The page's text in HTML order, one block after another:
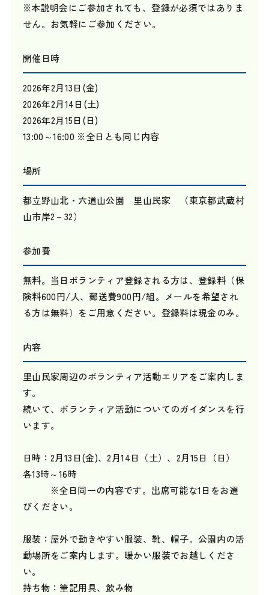
※本説明会にご参加されても、登録が必須ではありま
せん。お気軽にご参加ください。
開催日時
2026年2月13日(金)
2026年2月14日(土)
2026年2月15日(日)
13:00～16:00 ※全日とも同じ内容
場所
都立野山北・六道山公園 里山民家 （東京都武蔵村
山市岸2－32）
参加費
無料。当日ボランティア登録される方は、登録料（保
険料600円/人、郵送費900円/組。メールを希望され
る方は無料）をご用意ください。登録料は現金のみ。
内容
里山民家周辺のボランティア活動エリアをご案内しま
す。
続いて、ボランティア活動についてのガイダンスを行
います。
日時：2月13日(金)、2月14日（土）、2月15日（日）
各13時～16時
※全日同一の内容です。出席可能な1日をお選
びください。
服装：屋外で動きやすい服装、靴、帽子。公園内の活
動場所をご案内します。暖かい服装でお越しくださ
い。
持ち物：筆記用具、飲み物